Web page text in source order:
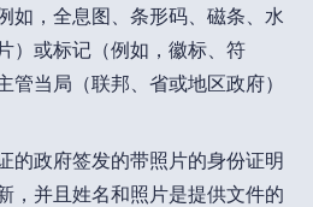
如，全息图、条形码、磁条、水
）或标记（例如，徽标、符
管当局（联邦、省或地区政府）
的政府签发的带照片的身份证明
，并且姓名和照片是提供文件的